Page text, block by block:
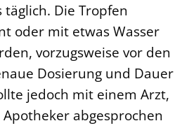
Die Tropfen
oder mit etwas Wasser
vorzugsweise vor den
Dosierung und Dauer
jedoch mit einem Arzt,
abgesprochen